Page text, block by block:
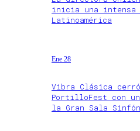
inicia una intensa
Latinoamérica
Ene 28
Vibra Clásica
PortilloFest con un
la Gran Sala